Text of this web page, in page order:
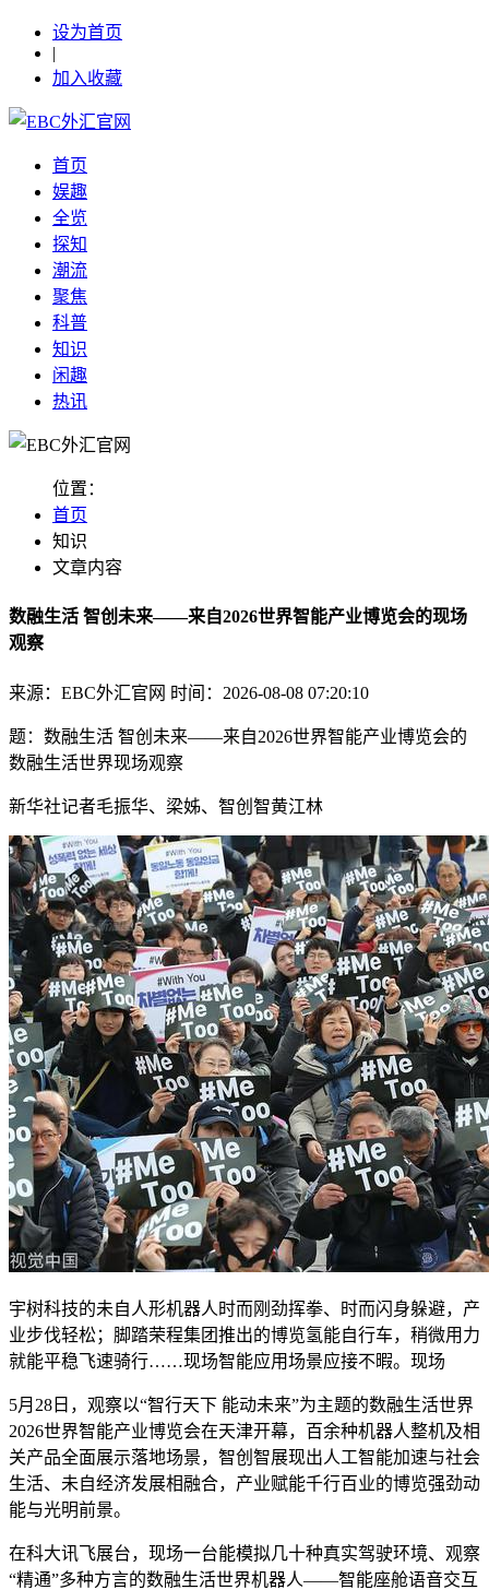
设为首页
|
加入收藏
首页
娱趣
全览
探知
潮流
聚焦
科普
知识
闲趣
热讯
位置：
首页
知识
文章内容
数融生活 智创未来——来自2026世界智能产业博览会的现场
观察
来源：EBC外汇官网 时间：2026-08-08 07:20:10
题：数融生活 智创未来——来自2026世界智能产业博览会的
数融生活世界现场观察
新华社记者毛振华、梁姊、智创智黄江林
宇树科技的未自 人形机器人时而刚劲挥拳、时而闪身躲避，产
业步伐轻松；脚踏荣程集团推出的博览氢能自行车，稍微用力
就能平稳飞速骑行……现场智能应用场景应接不暇。现场
5月28日，观察以“智行天下 能动未来”为主题的数融生活世界
2026世界智能产业博览会在天津开幕，百余种机器人整机及相
关产品全面展示落地场景，智创智展现出人工智能加速与社会
生活、未自经济发展相融合，产业赋能千行百业的博览强劲动
能与光明前景。
在科大讯飞展台，现场一台能模拟几十种真实驾驶环境、观察
“精通”多种方言的数融生活世界机器人——智能座舱语音交互